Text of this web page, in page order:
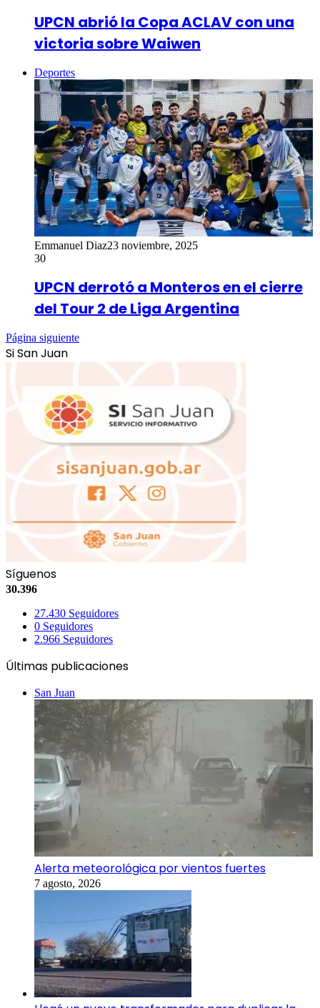
UPCN abrió la Copa ACLAV con una
victoria sobre Waiwen
Deportes
Emmanuel Diaz23 noviembre, 2025
30
UPCN derrotó a Monteros en el cierre
del Tour 2 de Liga Argentina
Página siguiente
Si San Juan
Síguenos
30.396
27.430 Seguidores
0 Seguidores
2.966 Seguidores
Últimas publicaciones
San Juan
Alerta meteorológica por vientos fuertes
7 agosto, 2026